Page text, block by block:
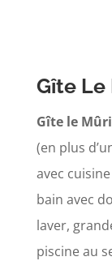
Gîte Le
Gîte le
(en plus
avec
bain avec
laver,
piscine au